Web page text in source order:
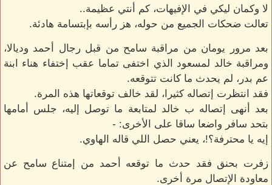
لا وكمان ليكي في الإفيهات، كم أنتي عظيمة..
تعالت ضحكات الجميع من حوله، هز رأسه بإبتسامة هادئة.
بعد مرور يومان من مراقبة سامح من قبل رجال أحمد وديالا،
ومراقبة خالد لمسعود الذي اختفى تماما عقب إختفاء هناء ابنة
عم بدر، لم يحدث ما كانت تتوقعه.
فقد انتظرت إتصاله كثيرا، لقد خالف توقعاتها هذه المرة.
بعد أنهى إتصاله ب خالد لمتابعة ما توصل إليه، جلس أمامها
بتحد سافر واضعا ساقا على الأخرى: -
إيه يا محترفة؟!، يعني حصل اللي قاله الهاوي.
زفرت بحنق فقد حدث ما توقعه أحمد من إمتناع سامح عن
معاودة الإتصال مرة أخرى.